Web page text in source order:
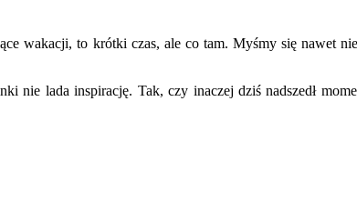
wakacji, to krótki czas, ale co tam. Myśmy się nawet
nie lada inspirację. Tak, czy inaczej dziś nadszedł